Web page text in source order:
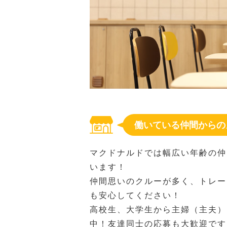
働いている仲間から
マクドナルドでは幅広い年齢の
います！
仲間思いのクルーが多く、トレ
も安心してください！
高校生、大学生から主婦（主夫
中！友達同士の応募も大歓迎で